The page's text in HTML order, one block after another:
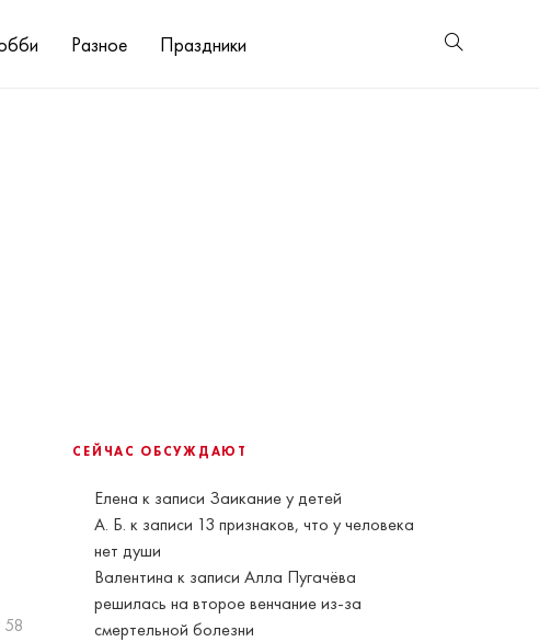
Разное Праздники
СЕЙЧАС ОБСУЖДАЮТ
Елена к записи Заикание у детей
А. Б. к записи 13 признаков, что у человека
нет души
Валентина к записиАлла Пугачёва
решилась на второе венчание из-за
смертельной болезни
58